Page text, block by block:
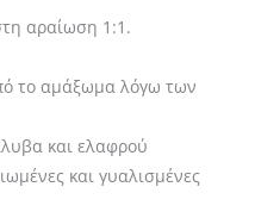
αραίωση 1:1.
το αμάξωμα λόγω των
και ελαφρού
και γυαλισμένες